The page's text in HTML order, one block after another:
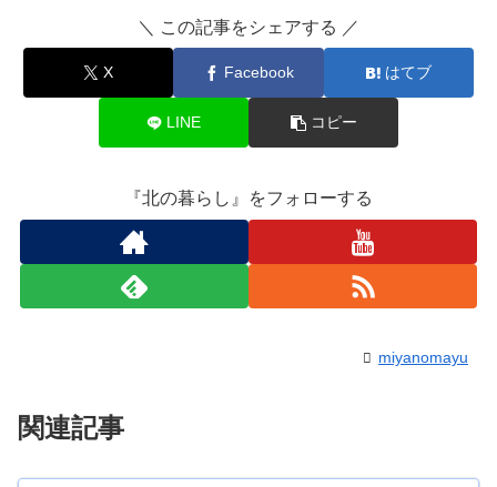
＼ この記事をシェアする ／
X Facebook はてブ
LINE コピー
『北の暮らし』をフォローする
miyanomayu
関連記事